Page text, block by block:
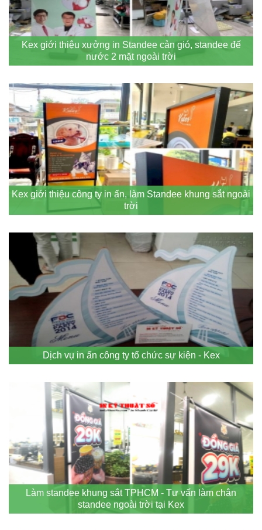
Kex giới thiệu xưởng in Standee cản gió, standee đế
nước 2 mặt ngoài trời
Kex giới thiệu công ty in ấn, làm Standee khung sắt ngoài
trời
Dịch vụ in ấn công ty tổ chức sự kiện - Kex
Làm standee khung sắt TPHCM - Tư vấn làm chân
standee ngoài trời tại Kex